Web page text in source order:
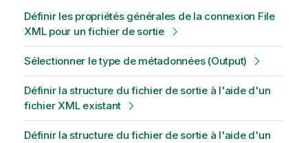
Définir les propriétés générales de la connexion File
XML pour un fichier de sortie
Sélectionner le type de métadonnées (Output)
Définir la structure du fichier de sortie à l'aide d'un
fichier XML existant
Définir la structure du fichier de sortie à l'aide d'un